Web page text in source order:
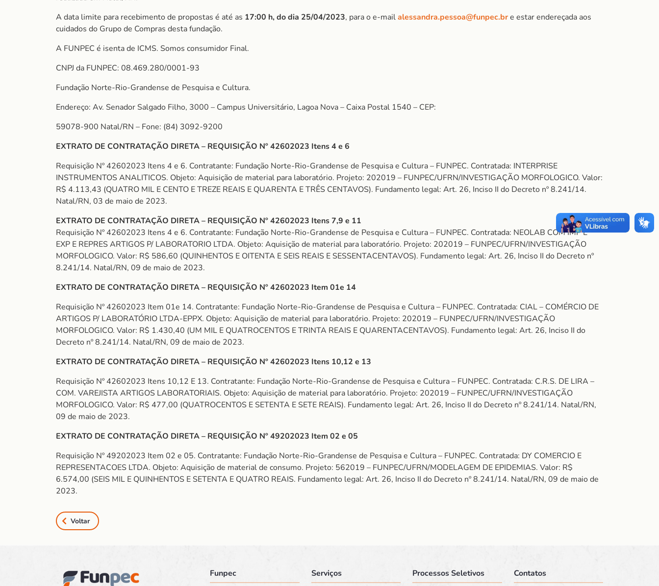
A data limite para recebimento de propostas é até as 17:00 h, do dia 25/04/2023, para o e-mailalessandra.pessoa@funpec.bre estar endereçada aos
cuidados do Grupo de Compras desta fundação.
A FUNPEC é isenta de ICMS. Somos consumidor Final.
CNPJ da FUNPEC: 08.469.280/0001-93
Fundação Norte-Rio-Grandense de Pesquisa e Cultura.
Endereço: Av. Senador Salgado Filho, 3000 – Campus Universitário, Lagoa Nova – Caixa Postal 1540 – CEP:
59078-900 Natal/RN – Fone: (84) 3092-9200
EXTRATO DE CONTRATAÇÃO DIRETA – REQUISIÇÃO Nº 42602023 Itens 4 e 6
Requisição Nº 42602023 Itens 4 e 6. Contratante: Fundação Norte-Rio-Grandense de Pesquisa e Cultura – FUNPEC. Contratada: INTERPRISE
INSTRUMENTOS ANALITICOS. Objeto: Aquisição de material para laboratório. Projeto: 202019 – FUNPEC/UFRN/INVESTIGAÇÃO MORFOLOGICO. Valor:
R$ 4.113,43 (QUATRO MIL E CENTO E TREZE REAIS E QUARENTA E TRÊS CENTAVOS). Fundamento legal: Art. 26, Inciso II do Decreto nº 8.241/14.
Natal/RN, 03 de maio de 2023.
EXTRATO DE CONTRATAÇÃO DIRETA – REQUISIÇÃO Nº 42602023 Itens 7,9 e 11
Requisição Nº 42602023 Itens 4 e 6. Contratante: Fundação Norte-Rio-Grandense de Pesquisa e Cultura – FUNPEC. Contratada: NEOLAB COM IMP E
EXP E REPRES ARTIGOS P/ LABORATORIO LTDA. Objeto: Aquisição de material para laboratório. Projeto: 202019 – FUNPEC/UFRN/INVESTIGAÇÃO
MORFOLOGICO. Valor: R$ 586,60 (QUINHENTOS E OITENTA E SEIS REAIS E SESSENTACENTAVOS). Fundamento legal: Art. 26, Inciso II do Decreto nº
8.241/14. Natal/RN, 09 de maio de 2023.
EXTRATO DE CONTRATAÇÃO DIRETA – REQUISIÇÃO Nº 42602023 Item 01e 14
Requisição Nº 42602023 Item 01e 14. Contratante: Fundação Norte-Rio-Grandense de Pesquisa e Cultura – FUNPEC. Contratada: CIAL – COMÉRCIO DE
ARTIGOS P/ LABORATÓRIO LTDA-EPPX. Objeto: Aquisição de material para laboratório. Projeto: 202019 – FUNPEC/UFRN/INVESTIGAÇÃO
MORFOLOGICO. Valor: R$ 1.430,40 (UM MIL E QUATROCENTOS E TRINTA REAIS E QUARENTACENTAVOS). Fundamento legal: Art. 26, Inciso II do
Decreto nº 8.241/14. Natal/RN, 09 de maio de 2023.
EXTRATO DE CONTRATAÇÃO DIRETA – REQUISIÇÃO Nº 42602023 Itens 10,12 e 13
Requisição Nº 42602023 Itens 10,12 E 13. Contratante: Fundação Norte-Rio-Grandense de Pesquisa e Cultura – FUNPEC. Contratada: C.R.S. DE LIRA –
COM. VAREJISTA ARTIGOS LABORATORIAIS. Objeto: Aquisição de material para laboratório. Projeto: 202019 – FUNPEC/UFRN/INVESTIGAÇÃO
MORFOLOGICO. Valor: R$ 477,00 (QUATROCENTOS E SETENTA E SETE REAIS). Fundamento legal: Art. 26, Inciso II do Decreto nº 8.241/14. Natal/RN,
09 de maio de 2023.
EXTRATO DE CONTRATAÇÃO DIRETA – REQUISIÇÃO Nº 49202023 Item 02 e 05
Requisição Nº 49202023 Item 02 e 05. Contratante: Fundação Norte-Rio-Grandense de Pesquisa e Cultura – FUNPEC. Contratada: DY COMERCIO E
REPRESENTACOES LTDA. Objeto: Aquisição de material de consumo. Projeto: 562019 – FUNPEC/UFRN/MODELAGEM DE EPIDEMIAS. Valor: R$
6.574,00 (SEIS MIL E QUINHENTOS E SETENTA E QUATRO REAIS. Fundamento legal: Art. 26, Inciso II do Decreto nº 8.241/14. Natal/RN, 09 de maio de
2023.
Voltar
Funpec Serviços Processos Seletivos Contatos